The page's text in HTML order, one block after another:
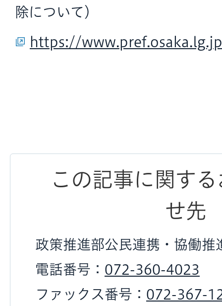
除について）
https://
この記事に関す
せ先
政策推進部公民連携・協働推
電話番号： 072-360-4023
ファックス番号： 072-367-